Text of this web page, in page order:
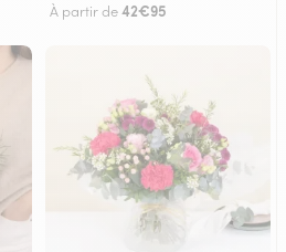
À partir de42€95